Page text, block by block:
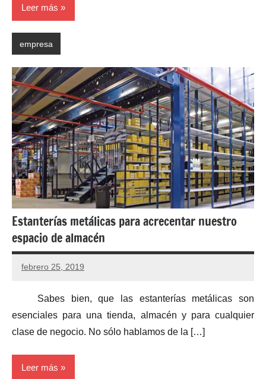
Leer más
empresa
Estanterías metálicas para acrecentar nuestro
espacio de almacén
febrero 25, 2019
Sabes bien, que las estanterías metálicas son
esenciales para una tienda, almacén y para cualquier
clase de negocio. No sólo hablamos de la […]
Leer más